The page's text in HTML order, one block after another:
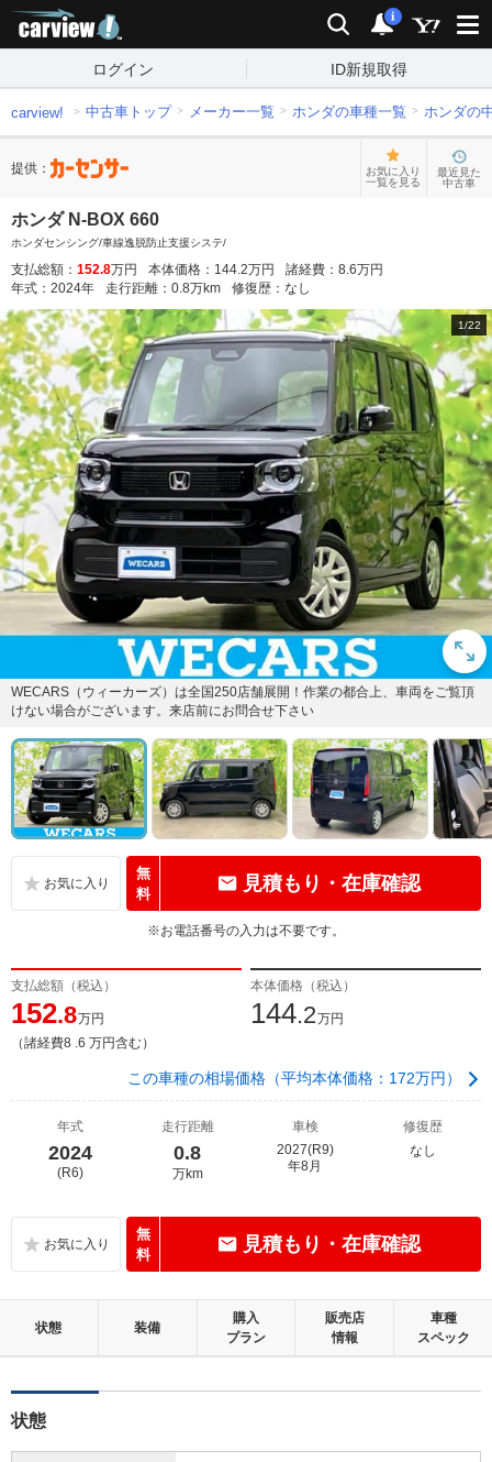
検索 通知
i
ログイン ID新規取得
carview! 中古車トップ メーカー一覧 ホンダの車種一覧 ホンダの
提供：
お気に入り
一覧を見る
最近見た
中古車
ホンダ N-BOX 660
ホンダセンシング/車線逸脱防止支援システ/
支払総額： 152.8万円 本体価格： 144.2万円 諸経費： 8.6万円
年式： 2024年 走行距離： 0.8万km 修復歴： なし
1/22
WECARS（ウィーカーズ）は全国250店舗展開！作業の都合上、車両をご覧頂
けない場合がございます。来店前にお問合せ下さい
無
料
見積もり・在庫確認
※お電話番号の入力は不要です。
支払総額（税込）
152.8万円
（諸経費8 .6 万円含む）
本体価格（税込）
144.2万円
この車種の相場価格（平均本体価格：172万円）
年式
2024
(R6)
走行距離
0.8
万km
車検
2027(R9)
年8月
修復歴
なし
無
料
見積もり・在庫確認
状態 装備
購入
プラン
販売店
情報
車種
スペック
状態